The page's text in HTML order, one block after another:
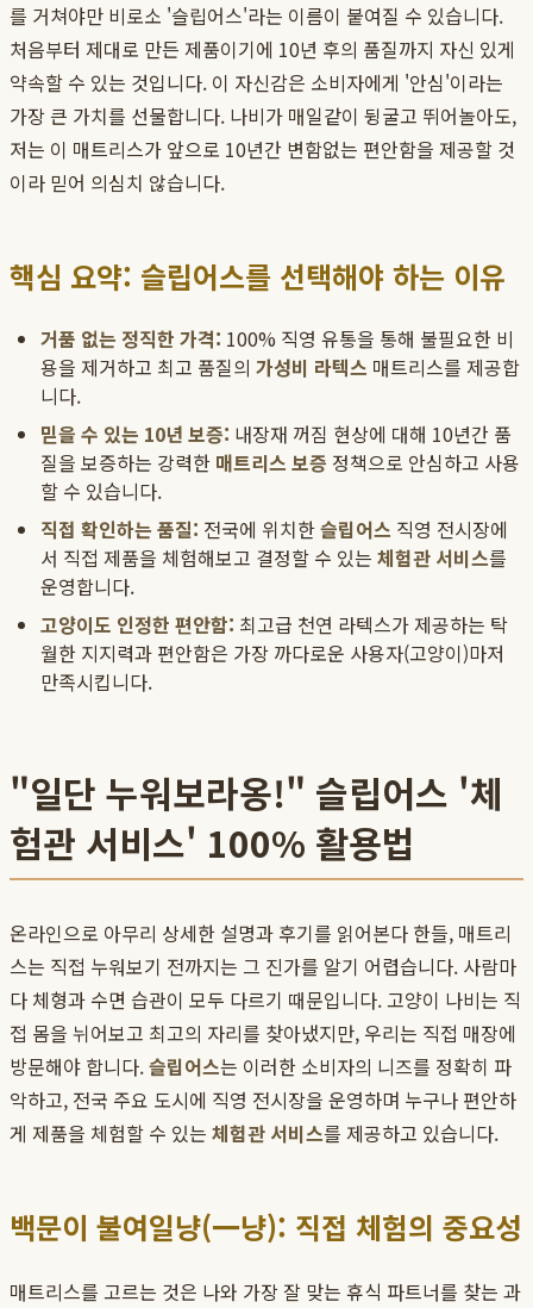
를 거쳐야만 비로소 '슬립어스'라는 이름이 붙여질 수 있습니다.
처음부터 제대로 만든 제품이기에 10년 후의 품질까지 자신 있게
약속할 수 있는 것입니다. 이 자신감은 소비자에게 '안심'이라는
가장 큰 가치를 선물합니다. 나비가 매일같이 뒹굴고 뛰어놀아도,
저는 이 매트리스가 앞으로 10년간 변함없는 편안함을 제공할 것
이라 믿어 의심치 않습니다.
핵심 요약: 슬립어스를 선택해야 하는 이유
거품 없는 정직한 가격: 100% 직영 유통을 통해 불필요한 비
용을 제거하고 최고 품질의 가성비 라텍스 매트리스를 제공합
니다.
믿을 수 있는 10년 보증: 내장재 꺼짐 현상에 대해 10년간 품
질을 보증하는 강력한 매트리스 보증 정책으로 안심하고 사용
할 수 있습니다.
직접 확인하는 품질: 전국에 위치한슬립어스 직영 전시장에
서 직접 제품을 체험해보고 결정할 수 있는 체험관 서비스를
운영합니다.
고양이도 인정한 편안함: 최고급 천연 라텍스가 제공하는 탁
월한 지지력과 편안함은 가장 까다로운 사용자(고양이)마저
만족시킵니다.
"일단 누워보라옹!" 슬립어스 '체
험관 서비스' 100% 활용법
온라인으로 아무리 상세한 설명과 후기를 읽어본다 한들, 매트리
스는 직접 누워보기 전까지는 그 진가를 알기 어렵습니다. 사람마
다 체형과 수면 습관이 모두 다르기 때문입니다. 고양이 나비는 직
접 몸을 뉘어보고 최고의 자리를 찾아냈지만, 우리는 직접 매장에
방문해야 합니다.슬립어스는 이러한 소비자의 니즈를 정확히 파
악하고, 전국 주요 도시에 직영 전시장을 운영하며 누구나 편안하
게 제품을 체험할 수 있는 체험관 서비스를 제공하고 있습니다.
백문이 불여일냥(一냥): 직접 체험의 중요성
매트리스를 고르는 것은 나와 가장 잘 맞는 휴식 파트너를 찾는 과